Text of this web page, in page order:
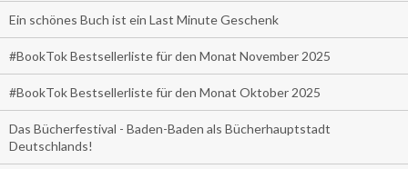
Ein schönes Buch ist ein Last Minute Geschenk
#BookTok Bestsellerliste für den Monat November 2025
#BookTok Bestsellerliste für den Monat Oktober 2025
Das Bücherfestival - Baden-Baden als Bücherhauptstadt
Deutschlands!